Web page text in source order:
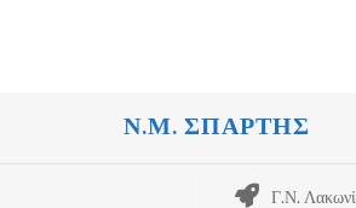
Ν.Μ. ΣΠΑΡΤΗΣ
Γ.Ν.